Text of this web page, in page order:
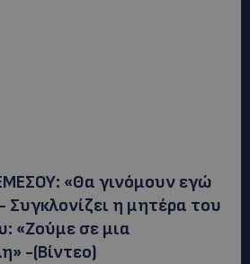
«Θα γινόμουν εγώ
Συγκλονίζει η μητέρα του
«Ζούμε σε μια
-(Βίντεο)